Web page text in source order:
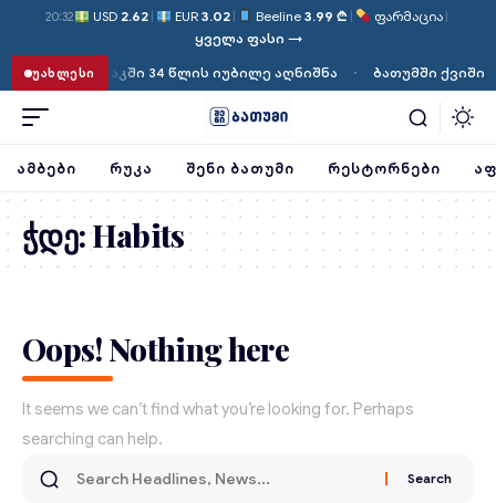
20:32 USD 2.62 | EUR 3.02 | Beeline3.99 ₾ | ფარმაცია |
ყველა ფასი →
ᲣᲐᲮᲚᲔᲡᲘსენაკში 34 წლის იუბილე აღნიშნა · ბათუმში ქვიშის
ᲐᲛᲑᲔᲑᲘ ᲠᲣᲙᲐ ᲨᲔᲜᲘ ᲑᲐᲗᲣᲛᲘ ᲠᲔᲡᲢᲝᲠᲜᲔᲑᲘ
ჭდე:Habits
Oops! Nothing here
It seems we can’t find what you’re looking for. Perhaps
searching can help.